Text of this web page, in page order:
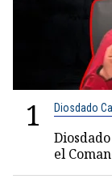
1 Diosdado
el